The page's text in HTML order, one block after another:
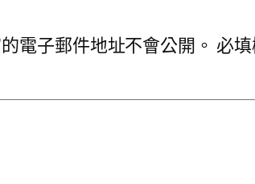
電子郵件地址不會公開。 必